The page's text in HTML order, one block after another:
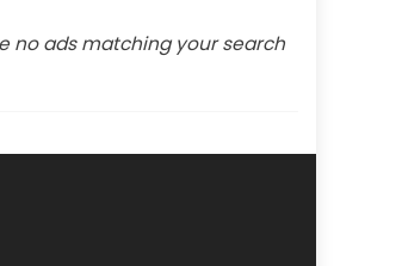
no ads matching your search